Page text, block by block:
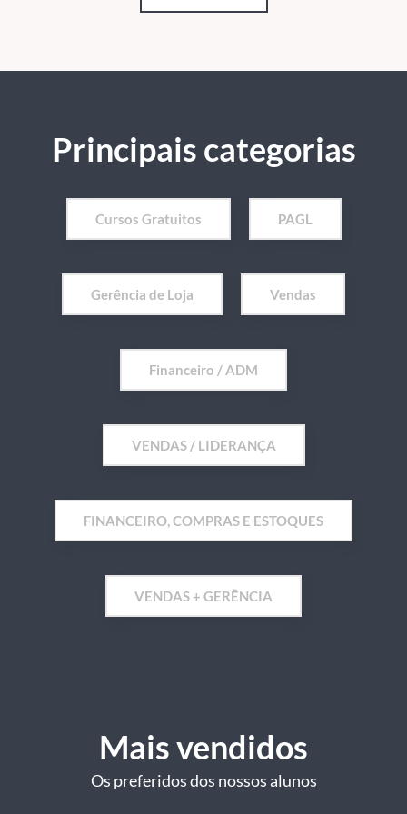
Principais categorias
Cursos Gratuitos PAGL
Gerência de Loja Vendas
Financeiro / ADM
VENDAS / LIDERANÇA
FINANCEIRO, COMPRAS E ESTOQUES
VENDAS + GERÊNCIA
Mais vendidos
Os preferidos dos nossos alunos